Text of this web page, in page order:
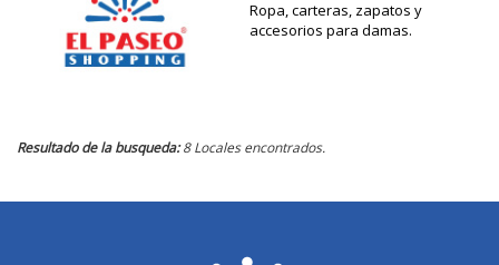
Ropa, carteras, zapatos y
accesorios para damas.
Resultado de la busqueda:8 Locales encontrados.